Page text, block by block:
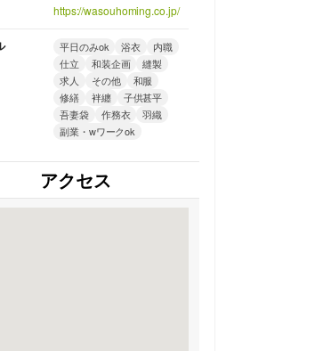
https://wasouhoming.co.jp/
平日のみok 浴衣
内職
仕立
和装企画
縫製
求人
その他
和服
修繕
袢纏
子供甚平
吾妻袋
作務衣
羽織
副業・wワークok
アクセス